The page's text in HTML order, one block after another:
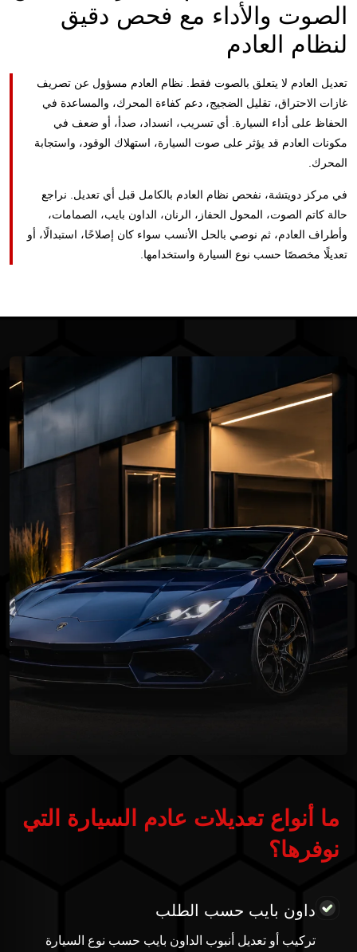
الصوت والأداء مع فحص دقيق
لنظام العادم
تعديل العادم لا يتعلق بالصوت فقط. نظام العادم مسؤول عن تصريف
غازات الاحتراق، تقليل الضجيج، دعم كفاءة المحرك، والمساعدة في
الحفاظ على أداء السيارة. أي تسريب، انسداد، صدأ، أو ضعف في
مكونات العادم قد يؤثر على صوت السيارة، استهلاك الوقود، واستجابة
المحرك.
في مركز دويتشة، نفحص نظام العادم بالكامل قبل أي تعديل. نراجع
حالة كاتم الصوت، المحول الحفاز، الرنان، الداون بايب، الصمامات،
وأطراف العادم، ثم نوصي بالحل الأنسب سواء كان إصلاحًا، استبدالًا، أو
تعديلًا مخصصًا حسب نوع السيارة واستخدامها.
ما أنواع تعديلات عادم السيارة التي
نوفرها؟
داون بايب حسب الطلب
تركيب أو تعديل أنبوب الداون بايب حسب نوع السيارة